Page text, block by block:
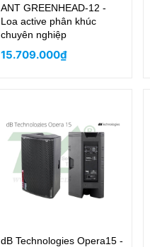
ANT GREENHEAD-12 -
Loa active phân khúc
chuyên nghiệp
15.709.000₫
dB Technologies Opera15 -